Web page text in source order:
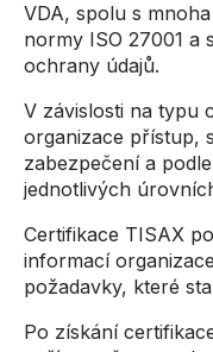
VDA, spolu s
normy ISO 27001 a
ochrany údajů.
V závislosti na typu
organizace přístup,
zabezpečení a
jednotlivých
Certifikace TISAX
informací
požadavky, které
Po získání